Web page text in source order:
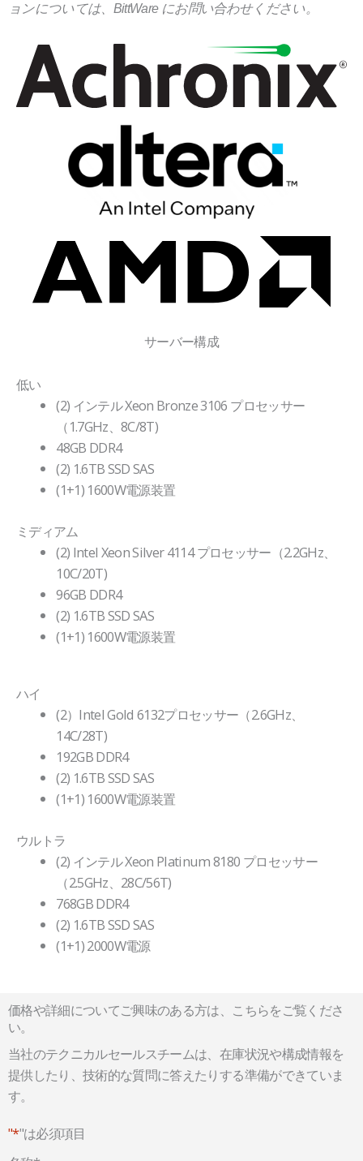
ョンについては、BittWare にお問い合わせください。
サーバー構成
低い
(2) インテル Xeon Bronze 3106 プロセッサー
（1.7GHz、8C/8T)
48GB DDR4
(2) 1.6TB SSD SAS
(1+1) 1600W電源装置
ミディアム
(2) Intel Xeon Silver 4114 プロセッサー（2.2GHz、
10C/20T)
96GB DDR4
(2) 1.6TB SSD SAS
(1+1) 1600W電源装置
ハイ
(2）Intel Gold 6132プロセッサー（2.6GHz、
14C/28T)
192GB DDR4
(2) 1.6TB SSD SAS
(1+1) 1600W電源装置
ウルトラ
(2) インテル Xeon Platinum 8180 プロセッサー
（2.5GHz、28C/56T)
768GB DDR4
(2) 1.6TB SSD SAS
(1+1) 2000W電源
価格や詳細についてご興味のある方は、こちらをご覧くださ
い。
当社のテクニカルセールスチームは、在庫状況や構成情報を
提供したり、技術的な質問に答えたりする準備ができていま
す。
"*"は必須項目